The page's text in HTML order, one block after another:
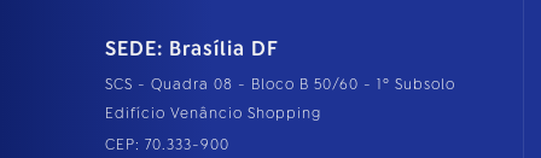
SEDE: Brasília DF
SCS - Quadra 08 - Bloco B 50/60 - 1º Subsolo
Edifício Venâncio Shopping
CEP: 70.333-900